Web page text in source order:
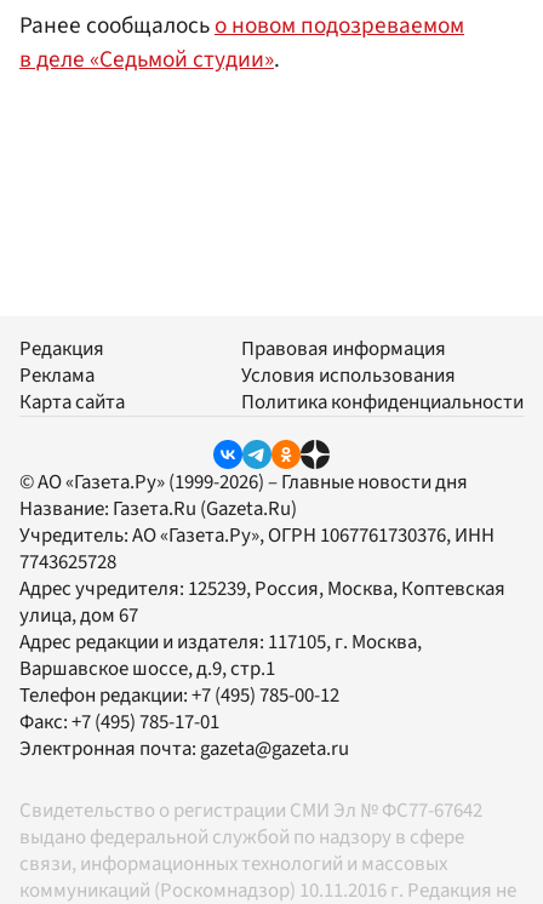
Ранее сообщалосьо новом подозреваемом
в деле «Седьмой студии».
Редакция
Реклама
Карта сайта
Правовая информация
Условия использования
Политика конфиденциальности
© АО «Газета.Ру» (1999-2026) – Главные новости дня
Название: Газета.Ru (Gazeta.Ru)
Учредитель:АО «Газета.Ру», ОГРН 1067761730376, ИНН
7743625728
Адрес учредителя: 125239, Россия, Москва, Коптевская
улица, дом 67
Адрес редакции и издателя: 117105, г. Москва,
Варшавское шоссе, д.9, стр.1
Телефон редакции:+7 (495) 785-00-12
Факс:+7 (495) 785-17-01
Электронная почта:gazeta@gazeta.ru
Свидетельство о регистрации СМИ Эл № ФС77-67642
выдано федеральной службой по надзору в сфере
связи, информационных технологий и массовых
коммуникаций (Роскомнадзор) 10.11.2016 г. Редакция не